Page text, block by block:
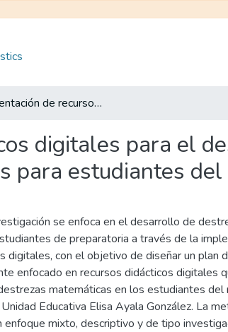
Implementación de recursos didácticos digitales para el desarrollo de destrezas en el área de matemáticas para estudiantes del nivel preparatorio
digitales para el
para estudiantes
se enfoca en el desarrollo de
de preparatoria a través de la
digitales, con el objetivo de diseñar un plan
enfocado en recursos didácticos digitales
matemáticas en los estudiantes del
Educativa Elisa Ayala González. La
enfoque mixto, descriptivo y de tipo